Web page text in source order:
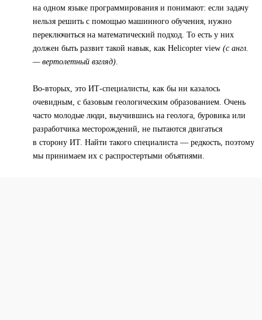
на одном языке программирования и понимают: если задачу
нельзя решить с помощью машинного обучения, нужно
переключиться на математический подход. То есть у них
должен быть развит такой навык, как Helicopter view (с англ.
— вертолетный взгляд).
Во-вторых, это ИТ-специалисты, как бы ни казалось
очевидным, с базовым геологическим образованием. Очень
часто молодые люди, выучившись на геолога, буровика или
разработчика месторождений, не пытаются двигаться
в сторону ИТ. Найти такого специалиста — редкость, поэтому
мы принимаем их с распростертыми объятиями.